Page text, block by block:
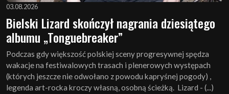
03.08.2026
Bielski Lizard skończył nagrania dziesiątego
albumu „Tonguebreaker”
Podczas gdy większość polskiej sceny progresywnej spędza
wakacje na festiwalowych trasach i plenerowych występach
(których jeszcze nie odwołano z powodu kapryśnej pogody) ,
legenda art-rocka kroczy własną, osobną ścieżką. Lizard - (...)